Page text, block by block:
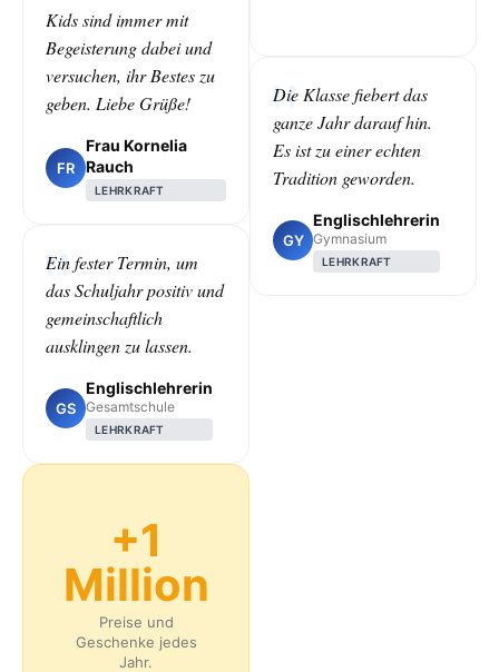
Kids sind immer mit
Begeisterung dabei und
versuchen, ihr Bestes zu
geben. Liebe Grüße!
FR
Frau Kornelia
Rauch
LEHRKRAFT
Ein fester Termin, um
das Schuljahr positiv und
gemeinschaftlich
ausklingen zu lassen.
GS
Englischlehrerin
Gesamtschule
LEHRKRAFT
+1
Million
Preise und
Geschenke jedes
Jahr.
Die Klasse fiebert das
ganze Jahr darauf hin.
Es ist zu einer echten
Tradition geworden.
GY
Englischlehrerin
Gymnasium
LEHRKRAFT